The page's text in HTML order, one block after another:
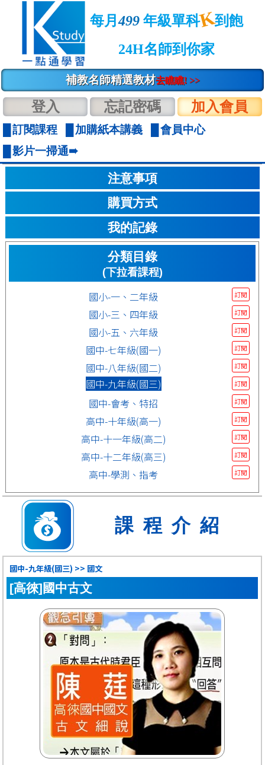
每月499年級單科K到飽
24H名師到你家
補教名師精選教材去瞧瞧! >>
登入 忘記密碼 加入會員
訂閱課程 加購紙本講義
會員中心
影片一掃通➠
注意事項
購買方式
我的記錄
分類目錄
(下拉看課程)
國小-一、二年級 訂閱
國小-三、四年級 訂閱
國小-五、六年級 訂閱
國中-七年級(國一) 訂閱
國中-八年級(國二) 訂閱
國中-九年級(國三) 訂閱
國中-會考、特招 訂閱
高中-十年級(高一) 訂閱
高中-十一年級(高二) 訂閱
高中-十二年級(高三) 訂閱
高中-學測、指考 訂閱
課程介紹
國中-九年級(國三) >> 國文
[高徠]國中古文